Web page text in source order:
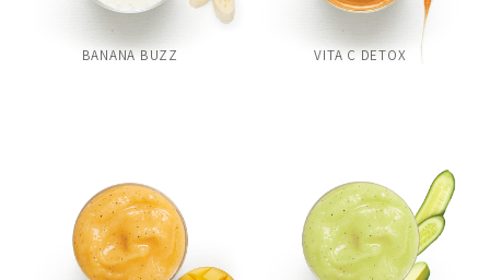
BANANA BUZZ VITA C DETOX